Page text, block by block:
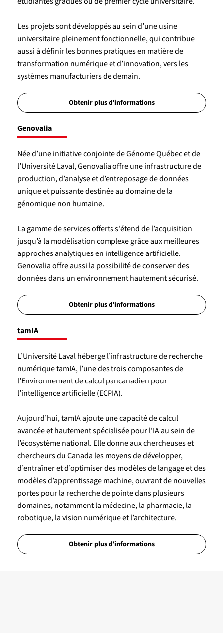
Les projets sont développés au sein d’une usine
universitaire pleinement fonctionnelle, qui contribue
aussi à définir les bonnes pratiques en matière de
transformation numérique et d’innovation, vers les
systèmes manufacturiers de demain.
Obtenir plus d’informations
Genovalia
Née d’une initiative conjointe de Génome Québec et de
l’Université Laval, Genovalia offre une infrastructure de
production, d’analyse et d’entreposage de données
unique et puissante destinée au domaine de la
génomique non humaine.
La gamme de services offerts s'étend de l’acquisition
jusqu’à la modélisation complexe grâce aux meilleures
approches analytiques en intelligence artificielle.
Genovalia offre aussi la possibilité de conserver des
données dans un environnement hautement sécurisé.
Obtenir plus d’informations
tamIA
L’Université Laval héberge l’infrastructure de recherche
numérique tamIA, l’une des trois composantes de
l’Environnement de calcul pancanadien pour
l’intelligence artificielle (ECPIA).
Aujourd’hui, tamIA ajoute une capacité de calcul
avancée et hautement spécialisée pour l'IA au sein de
l’écosystème national. Elle donne aux chercheuses et
chercheurs du Canada les moyens de développer,
d’entraîner et d’optimiser des modèles de langage et des
modèles d’apprentissage machine, ouvrant de nouvelles
portes pour la recherche de pointe dans plusieurs
domaines, notamment la médecine, la pharmacie, la
robotique, la vision numérique et l’architecture.
Obtenir plus d’informations